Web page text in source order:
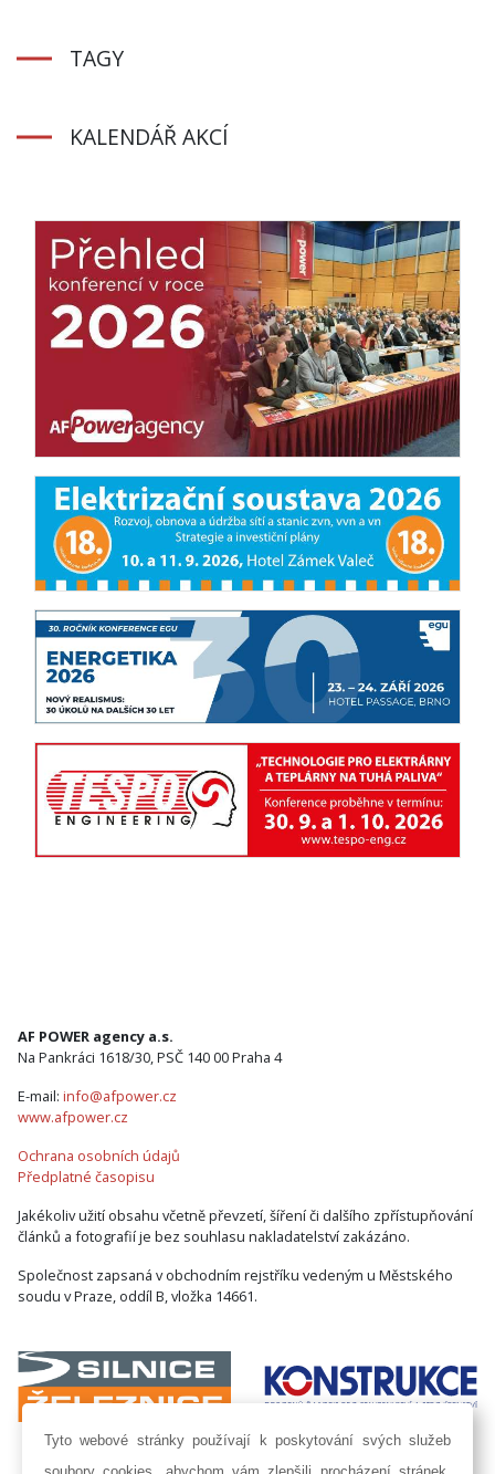
TAGY
KALENDÁŘ AKCÍ
AF POWER agency a.s.
Na Pankráci 1618/30, PSČ 140 00 Praha 4
E-mail: info@afpower.cz
www.afpower.cz
Ochrana osobních údajů
Předplatné časopisu
Jakékoliv užití obsahu včetně převzetí, šíření či dalšího zpřístupňování
článků a fotografií je bez souhlasu nakladatelství zakázáno.
Společnost zapsaná v obchodním rejstříku vedeným u Městského
soudu v Praze, oddíl B, vložka 14661.
Tyto webové stránky používají k poskytování svých služeb